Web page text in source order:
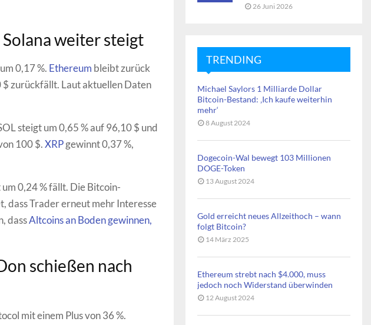
weiter steigt
0,17 %. Ethereum bleibt zurück
zurückfällt. Laut aktuellen Daten
steigt um 0,65 % auf 96,10 $ und
100 $.XRPgewinnt 0,37 %,
um 0,24 % fällt. Die Bitcoin-
dass Trader erneut mehr Interesse
dassAltcoins an Boden gewinnen,
schießen nach
mit einem Plus von 36 %.
26 Juni 2026
TRENDING
Michael Saylors 1 Milliarde Dollar
Bitcoin-Bestand: ‚Ich kaufe weiterhin
mehr‘
8 August 2024
Dogecoin-Wal bewegt 103 Millionen
DOGE-Token
13 August 2024
Gold erreicht neues Allzeithoch – wann
folgt Bitcoin?
14 März 2025
Ethereum strebt nach $4.000, muss
jedoch noch Widerstand überwinden
12 August 2024